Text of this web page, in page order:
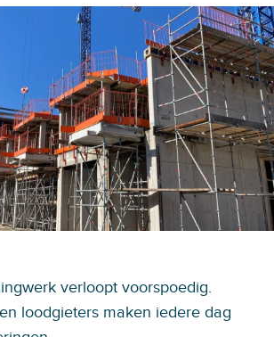
verloopt voorspoedig.
loodgieters maken iedere dag